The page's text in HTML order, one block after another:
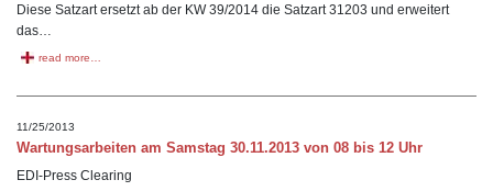
Diese Satzart ersetzt ab der KW 39/2014 die Satzart 31203 und erweitert
das…
read more…
11/25/2013
Wartungsarbeiten am Samstag 30.11.2013 von 08 bis 12 Uhr
EDI-Press Clearing